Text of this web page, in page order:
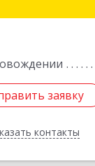
заявку
контакты
заявку
Назад